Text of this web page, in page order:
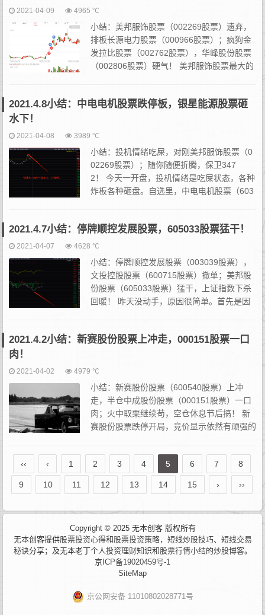
2021-04-09 4965 ℃
小结：美邦服饰股票（002269股票）遗弃，
排板长源电力股票（000966股票）；疯狗金
发拉比股票（002762股票），华峰股份股票
（002806股票）硬气！ 美邦服饰股票最大的
2021.4.8小结：中电电机股票跌停板，银星能源股票砸
水下！
2021-04-08 3989 ℃
小结：投机情绪吃屎，对刚美邦服饰股票（0
02269股票）；随你随便折腾，保卫347
2！ 今天一开盘，投机情绪是吃屎状态，各种
炸板各种砸盘。自选里，中电电机股票（603
2021.4.7小结：停牌顺控发展股票，605033股票猛干！
2021-04-07 4628 ℃
小结：停牌顺控发展股票（003039股票），
文投控股股票（600715股票）撤单；美邦股
份股票（605033股票）猛干，上证指数下杀
回暖！ 昨天没动手，原因很简单。首先是因
2021.4.2小结：新赛股份股票上冲走，000151股票一口
肉！
2021-04-02 4979 ℃
小结：新赛股份股票（600540股票）上冲
走，半仓中成股份股票（000151股票）一口
肉；火中取栗继续苟，空仓休息节后搞！ 新
赛股份股票跌停开局，竞价显示依然有顽强的
波，必须走人，不能停留。主要原因是新赛股份逻...
‹‹
‹ 1 2 3 4 5 6 7 8
9 10 11 12 13 14 15 › ››
Copyright © 2025 无本创客 版权所有
无本创客提供股票投资心得和 股票投资策略， 短线炒股技巧、 短线交易
秘诀分享；及无本老丁个人投资理财知识和 股票行情小结的炒股博客。
京ICP备19020459号-1
SiteMap
京公网安备 11010802028771号